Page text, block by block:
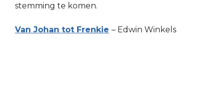
stemming te komen.
Van Johan tot Frenkie – Edwin Winkels